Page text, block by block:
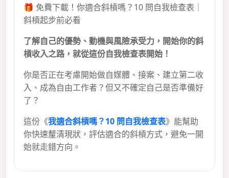
🎁 免費下載！你適合斜槓嗎？10 問自我檢查表｜
斜槓起步前必看
了解自己的優勢、動機與風險承受力，開始你的斜
槓收入之路，就從這份自我檢查表開始！
你是否正在考慮開始做自媒體、接案、建立第二收
入、成為自由工作者？但又不確定自己是否準備好
了？
這份《我適合斜槓嗎？10 問自我檢查表》能幫助
你快速釐清現狀，評估適合的斜槓方式，避免一開
始就走錯方向。